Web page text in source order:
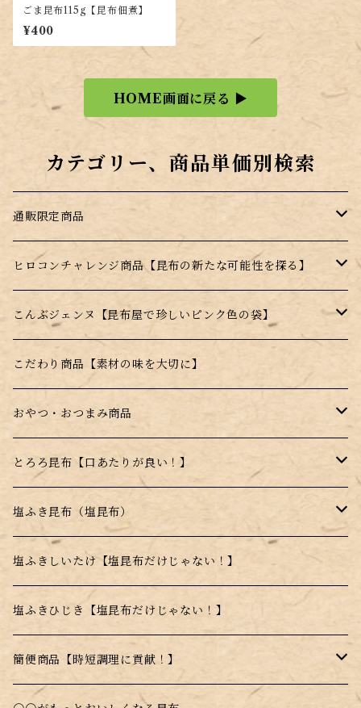
ごま昆布115g【昆布佃煮】
¥400
HOME画面に戻る ▶
カテゴリー、商品単価別検索
通販限定商品
訳あり商品
ギフト商品
福袋
季節の詰め合わせ
セット商品
ヒロコンチャレンジ商品【昆布の新たな可能性を探る】
昆布のサプリ（健康食品）
はちみつ昆布飴【宮島はちみつ使用】
薄焼きせんべい【昆布＋〇〇】
昆布顆粒【手軽に昆布を摂取できる】
こんぶジェンヌ【昆布屋で珍しいピンク色の袋】
ジェンヌとろろ
ジェンヌ顆粒
こだわり商品【素材の味を大切に】
おやつ・おつまみ商品
はちみつこんぶ飴
薄焼きせんべい【昆布＋〇〇】
とろろ昆布【口あたりが良い！】
高級とろろ昆布
甘味料不使用商品
日高昆布使用
乾燥とろろ昆布
塩ふき昆布（塩昆布）
品質重視商品【上質な昆布使用】
塩ふきしいたけ【塩昆布だけじゃない！】
塩ふきひじき【塩昆布だけじゃない！】
簡便商品【時短調理に貢献！】